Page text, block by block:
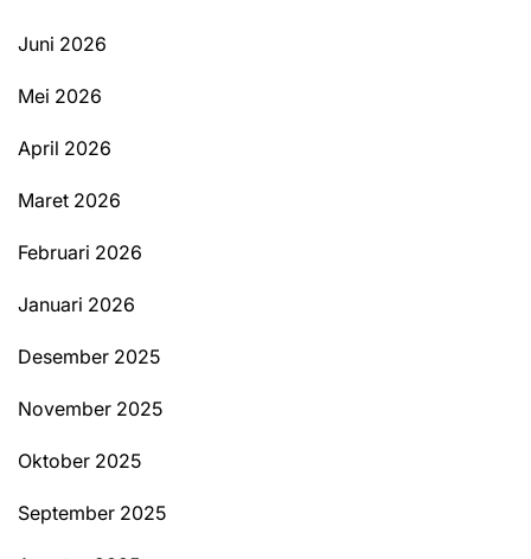
Juni 2026
Mei 2026
April 2026
Maret 2026
Februari 2026
Januari 2026
Desember 2025
November 2025
Oktober 2025
September 2025